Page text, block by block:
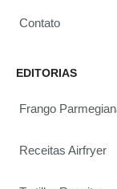
Contato
EDITORIAS
Frango
Receitas Airfryer